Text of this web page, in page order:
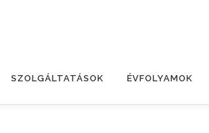
SZOLGÁLTATÁSOK ÉVFOLYAMOK